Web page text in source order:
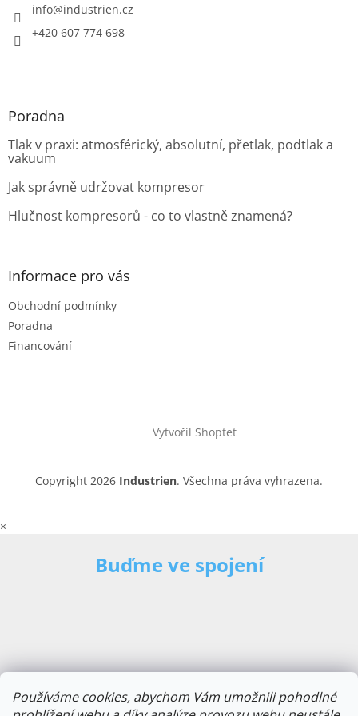
Používáme cookies, abychom Vám umožnili pohodlné
info@industrien.cz
+420 607 774 698
Poradna
Tlak v praxi: atmosférický, absolutní, přetlak, podtlak a
vakuum
Jak správně udržovat kompresor
Hlučnost kompresorů - co to vlastně znamená?
Informace pro vás
Obchodní podmínky
Poradna
Financování
Vytvořil Shoptet
Copyright 2026 Industrien. Všechna práva vyhrazena.
×
Buďme ve spojení